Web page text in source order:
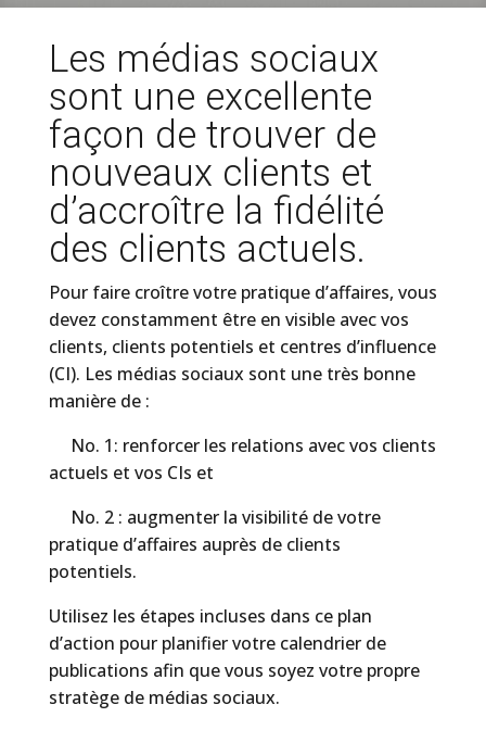
Les médias sociaux
sont une excellente
façon de trouver de
nouveaux clients et
d’accroître la fidélité
des clients actuels.
Pour faire croître votre pratique d’affaires, vous
devez constamment être en visible avec vos
clients, clients potentiels et centres d’influence
(CI). Les médias sociaux sont une très bonne
manière de :
No. 1: renforcer les relations avec vos clients
actuels et vos CIs et
No. 2 : augmenter la visibilité de votre
pratique d’affaires auprès de clients
potentiels.
Utilisez les étapes incluses dans ce plan
d’action pour planifier votre calendrier de
publications afin que vous soyez votre propre
stratège de médias sociaux.